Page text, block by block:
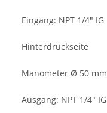
Eingang: NPT 1/4" IG
Hinterdruckseite
Manometer Ø 50 mm
Ausgang: NPT 1/4" IG